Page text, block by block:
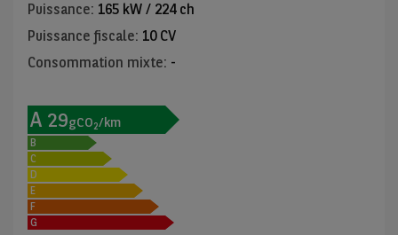
Puissance: 165 kW / 224 ch
Puissance fiscale: 10 CV
Consommation mixte: -
A 29gCO2/km
B
C
D
E
F
G